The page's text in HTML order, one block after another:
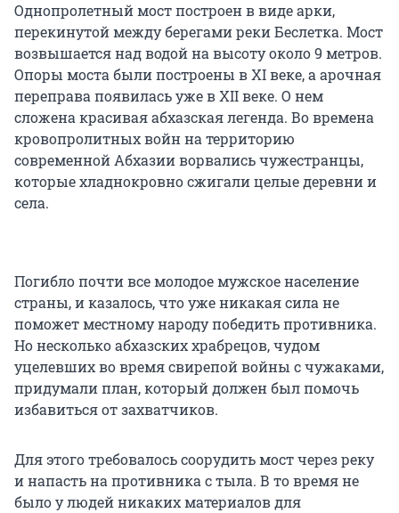
Однопролетный мост построен в виде арки,
перекинутой между берегами реки Беслетка. Мост
возвышается над водой на высоту около 9 метров.
Опоры моста были построены в XI веке, а арочная
переправа появилась уже в XII веке. О нем
сложена красивая абхазская легенда. Во времена
кровопролитных войн на территорию
современной Абхазии ворвались чужестранцы,
которые хладнокровно сжигали целые деревни и
села.
Погибло почти все молодое мужское население
страны, и казалось, что уже никакая сила не
поможет местному народу победить противника.
Но несколько абхазских храбрецов, чудом
уцелевших во время свирепой войны с чужаками,
придумали план, который должен был помочь
избавиться от захватчиков.
Для этого требовалось соорудить мост через реку
и напасть на противника с тыла. В то время не
было у людей никаких материалов для